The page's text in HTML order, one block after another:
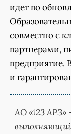
идет по
совместно с
партнерами,
предприятие.
и
АО «123 АРЗ»